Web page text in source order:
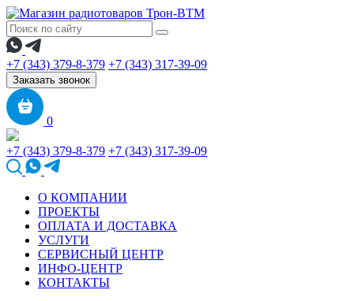
+7 (343) 379-8-379 +7 (343) 317-39-09
Заказать звонок
0
+7 (343) 379-8-379 +7 (343) 317-39-09
О КОМПАНИИ
ПРОЕКТЫ
ОПЛАТА И ДОСТАВКА
УСЛУГИ
СЕРВИСНЫЙ ЦЕНТР
ИНФО-ЦЕНТР
КОНТАКТЫ